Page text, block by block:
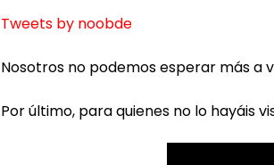
Tweets by noobde
Nosotros no podemos esperar más a
Por último, para quienes no lo hayáis